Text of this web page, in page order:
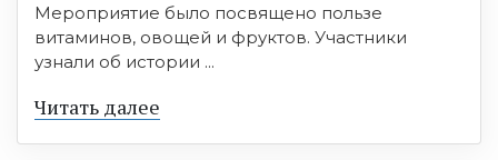
Мероприятие было посвящено пользе
витаминов, овощей и фруктов. Участники
узнали об истории ...
Читать далее